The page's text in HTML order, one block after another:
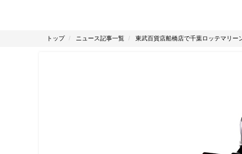
トップ ニュース記事一覧 東武百貨店船橋店で千葉ロッテマリー